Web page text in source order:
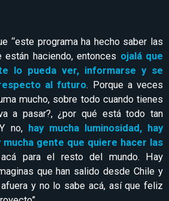
“este programa ha hecho saber las
haciendo, entonces ojalá que
lo pueda ver, informarse y se
al futuro. Porque a veces
mucho, sobre todo cuando tienes
a pasar?, ¿por qué está todo tan
no,
hay mucha luminosidad, hay
mucha gente que quiere hacer las
para el resto del mundo. Hay
que han salido desde Chile y
y no lo sabe acá, así que feliz